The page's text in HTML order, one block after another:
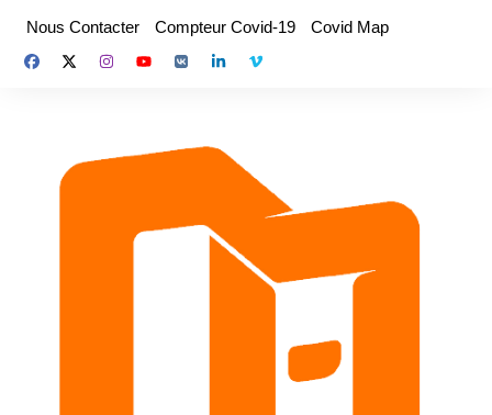
contenu
Nous Contacter Compteur Covid-19 Covid Map